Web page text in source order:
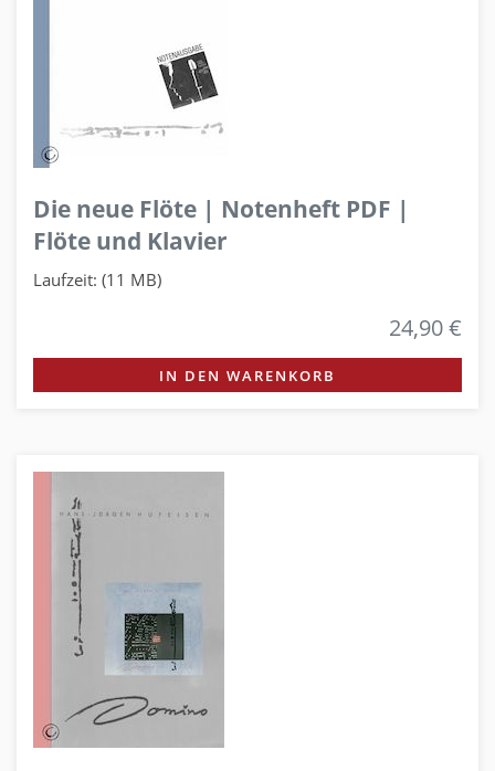
Die neue Flöte | Notenheft PDF |
Flöte und Klavier
Laufzeit: (11 MB)
24,90 €
IN DEN WARENKORB